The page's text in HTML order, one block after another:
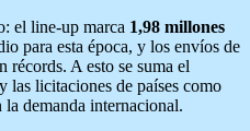
el line-up marca 1,98 millones
para esta época, y los envíos de
A esto se suma el
las licitaciones de países como
demanda internacional.